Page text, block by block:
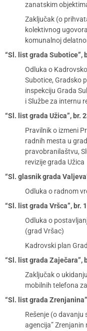
zanatskim
Zaključak (o
kolektivnog
komunalnoj
“Sl. list grada Subotice”,
Odluka o
Subotice, Gradsko
inspekciju Grada
i Službe za internu
“Sl. list grada Užica”, br.
Pravilnik o izmeni
radnih mesta u
pravobranilaštvu,
revizije grada Užica
“Sl. glasnik grada
Odluka o radnom
“Sl. list grada Vršca”, br.
Odluka o
(grad Vršac)
Kadrovski plan
“Sl. list grada Zaječara”,
Zaključak o
mobilnih telefona
“Sl. list grada
Rešenje (o
agencija”